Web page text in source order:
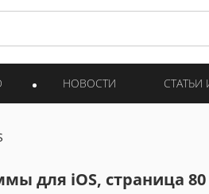
НОВОСТИ
для iOS, страница 80